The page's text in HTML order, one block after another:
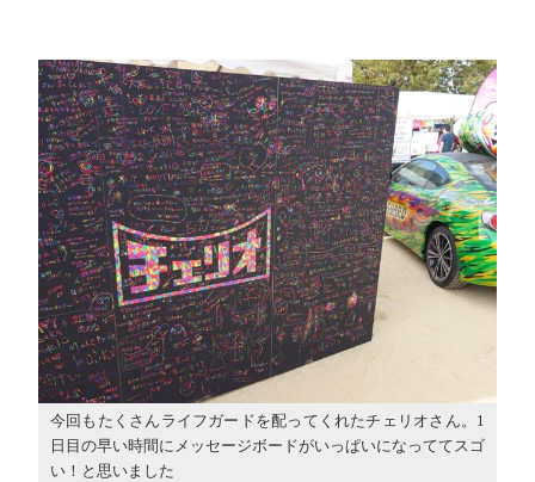
今回もたくさんライフガードを配ってくれたチェリオさん。1
日目の早い時間にメッセージボードがいっぱいになっててスゴ
い！と思いました